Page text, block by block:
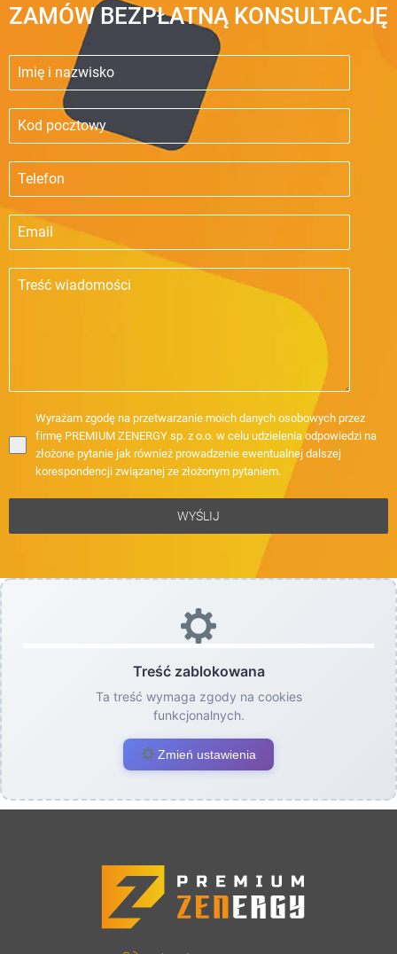
ZAMÓW BEZPŁATNĄ KONSULTACJĘ
Wyrażam zgodę na przetwarzanie moich danych osobowych przez
firmę PREMIUM ZENERGY sp. z o.o. w celu udzielenia odpowiedzi na
złożone pytanie jak również prowadzenie ewentualnej dalszej
korespondencji związanej ze złożonym pytaniem.
WYŚLIJ
Treść zablokowana
Ta treść wymaga zgody na cookies
funkcjonalnych.
Zmień ustawienia